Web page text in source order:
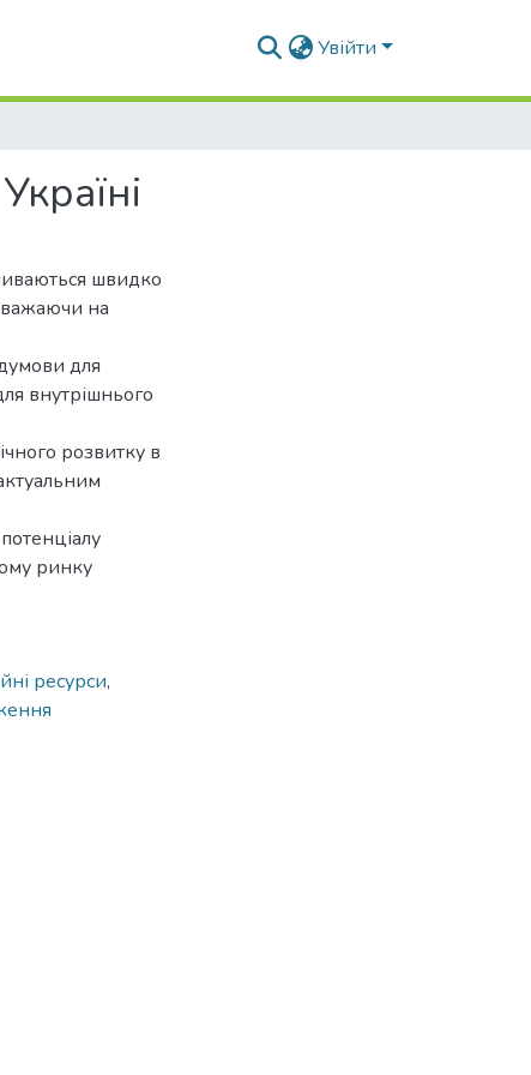
Увійти
швидко
на
для
внутрішнього
розвитку в
ринку
ресурси,